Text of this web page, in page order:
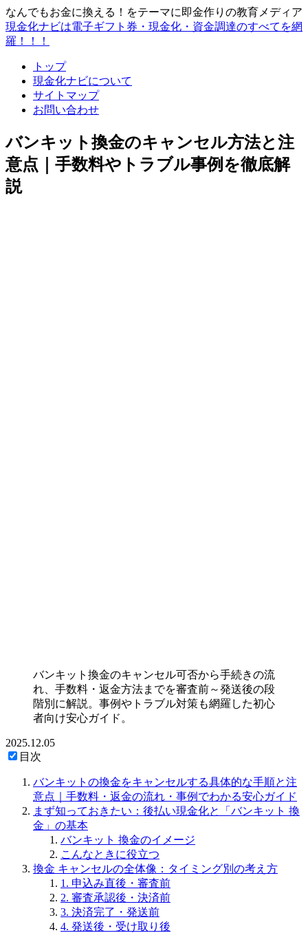
なんでもお金に換える！をテーマに即金作りの教育メディア
現金化ナビは電子ギフト券・現金化・資金調達のすべてを網
羅！！！
トップ
現金化ナビについて
サイトマップ
お問い合わせ
バンキット換金のキャンセル方法と注
意点｜手数料やトラブル事例を徹底解
説
バンキット換金のキャンセル可否から手続きの流
れ、手数料・返金方法までを審査前～発送後の段
階別に解説。事例やトラブル対策も網羅した初心
者向け安心ガイド。
2025.12.05
目次
バンキットの換金をキャンセルする具体的な手順と注
意点｜手数料・返金の流れ・事例でわかる安心ガイド
まず知っておきたい：後払い現金化と「バンキット 換
金」の基本
バンキット 換金のイメージ
こんなときに役立つ
換金 キャンセルの全体像：タイミング別の考え方
1. 申込み直後・審査前
2. 審査承認後・決済前
3. 決済完了・発送前
4. 発送後・受け取り後